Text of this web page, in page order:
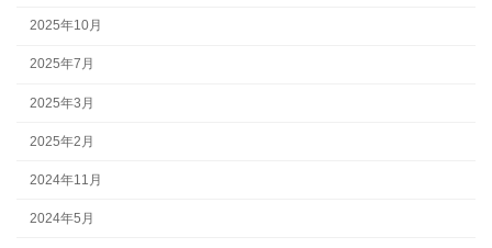
2025年10月
2025年7月
2025年3月
2025年2月
2024年11月
2024年5月